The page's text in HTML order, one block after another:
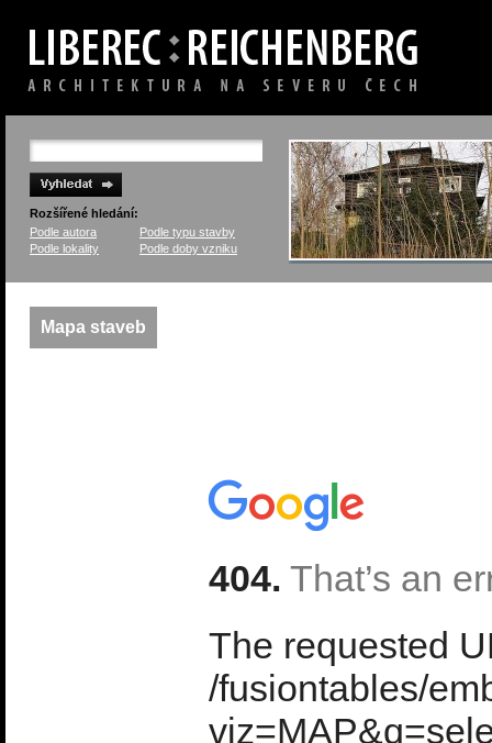
Rozšířené hledání:
Podle autora
Podle typu stavby
Podle lokality
Podle doby vzniku
Mapa staveb